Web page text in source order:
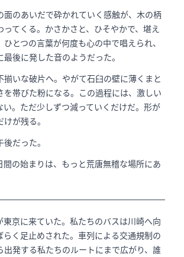
面のあいだで砕かれていく感触が、木の柄
ってくる。かさかさと、ひそやかで、堪え
とつの言葉が何度も心の中で唱えられ、
後に発した音のようだった。
揃いな破片へ。やがて石臼の壁に薄くまと
を帯びた粉になる。この過程には、激しい
い。ただ少しずつ減っていくだけだ。形が
が残る。
だった。
間の始まりは、もっと荒唐無稽な場所にあ
東京に来ていた。私たちのバスは川崎へ向
らく足止めされた。車列による交通規制の
出発する私たちのルートにまで広がり、誰